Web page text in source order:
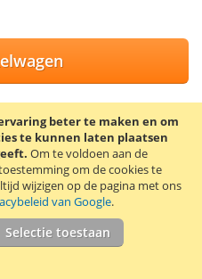
beter te maken en om
te kunnen laten plaatsen
Om te voldoen aan de
om de cookies te
wijzigen op de pagina met ons
van Google.
Selectie toestaan
VERLANGLIJST
VERGELIJKEN
(min. 2000 mAh). Eneloop
weinig energie als de
gebruikt. Na 1 jaar is nog tot
na 10 jaar nog tot 70%.